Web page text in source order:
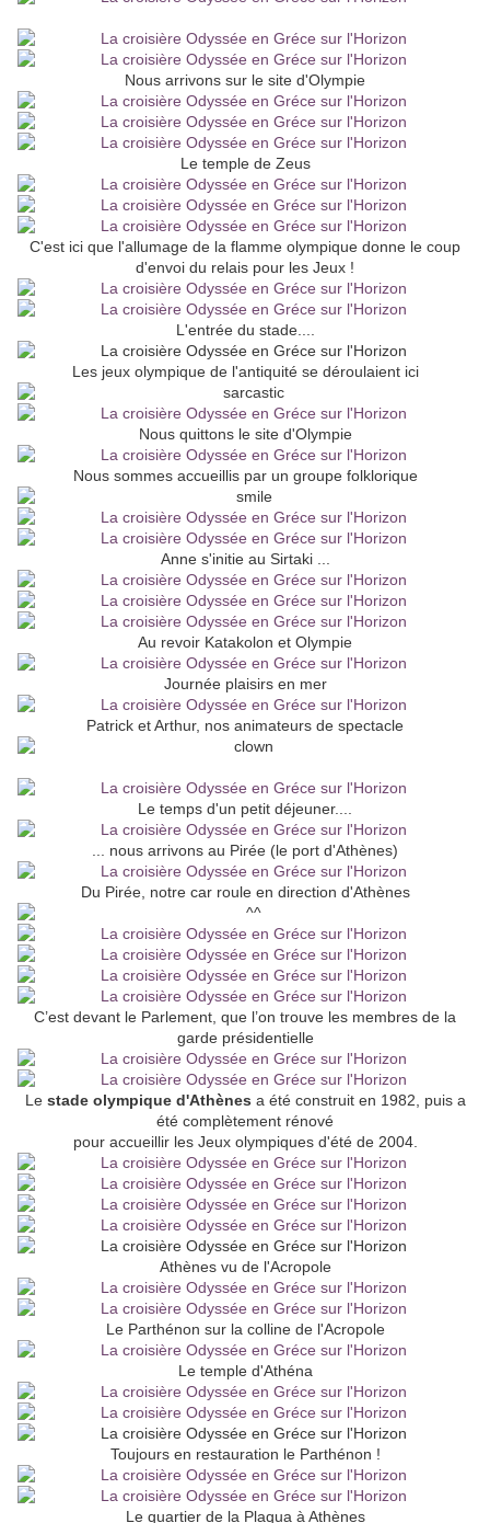
Nous arrivons sur le site d'Olympie
Le temple de Zeus
C'est ici que l'allumage de la flamme olympique donne le coup
d'envoi du relais pour les Jeux !
L'entrée du stade....
Les jeux olympique de l'antiquité se déroulaient ici
Nous quittons le site d'Olympie
Nous sommes accueillis par un groupe folklorique
Anne s'initie au Sirtaki ...
Au revoir Katakolon et Olympie
Journée plaisirs en mer
Patrick et Arthur, nos animateurs de spectacle
Le temps d'un petit déjeuner....
... nous arrivons au Pirée (le port d'Athènes)
Du Pirée, notre car roule en direction d'Athènes
C’est devant le Parlement, que l’on trouve les membres de la
garde présidentielle
Le stade olympique d'Athènes a été construit en 1982, puis a
été complètement rénové
pour accueillir les Jeux olympiques d'été de 2004.
Athènes vu de l'Acropole
Le Parthénon sur la colline de l'Acropole
Le temple d'Athéna
Toujours en restauration le Parthénon !
Le quartier de la Plaqua à Athènes